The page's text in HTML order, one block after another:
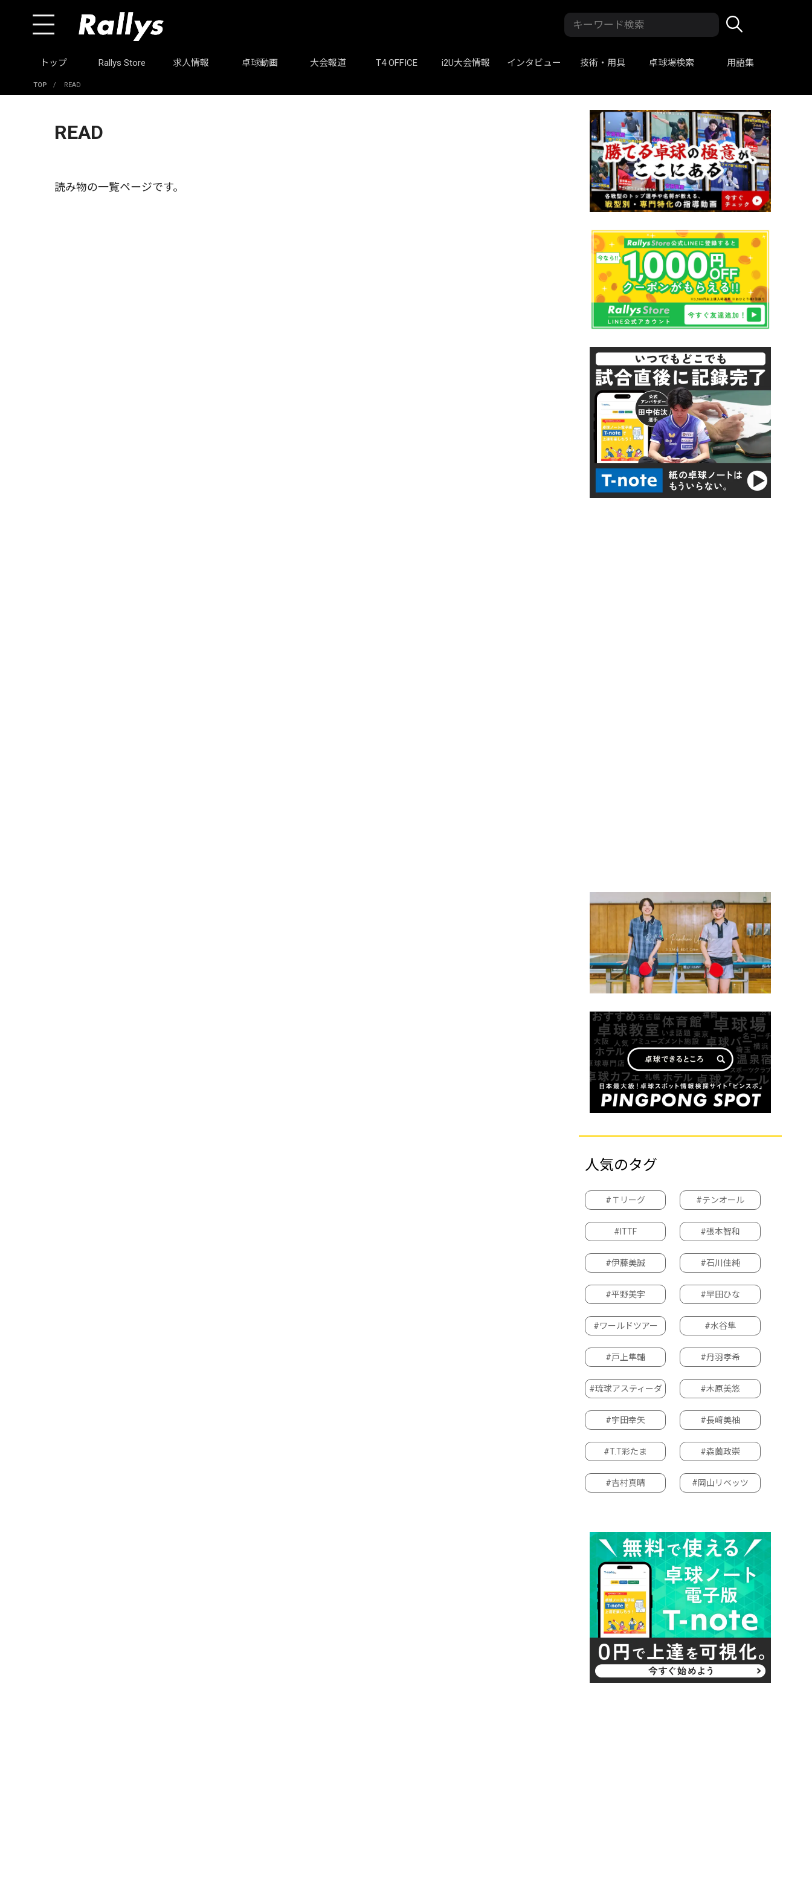
トップ Rallys Store 求人情報 卓球動画 大会報道 T4 OFFICE i2U大会情報 インタビュー 技術・用具 卓球場検索 用語集
TOP / READ
READ
読み物の一覧ページです。
人気のタグ
#Ｔリーグ #テンオール
#ITTF #張本智和
#伊藤美誠 #石川佳純
#平野美宇 #早田ひな
#ワールドツアー #水谷隼
#戸上隼輔 #丹羽孝希
#琉球アスティーダ #木原美悠
#宇田幸矢 #長﨑美柚
#T.T彩たま #森薗政崇
#吉村真晴 #岡山リベッツ